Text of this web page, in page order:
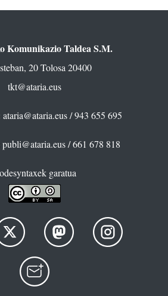
Komunikazio Taldea S.M.
20 Tolosa 20400
tkt@ataria.eus
ataria@ataria.eus/ 943 655 695
publi@ataria.eus/ 661 678 818
garatua